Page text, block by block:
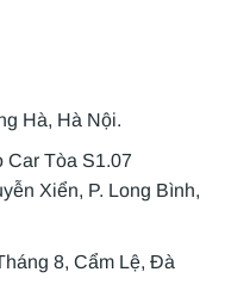
Hà, Hà Nội.
Car Tòa S1.07
Xiển, P. Long Bình,
8, Cẩm Lệ, Đà